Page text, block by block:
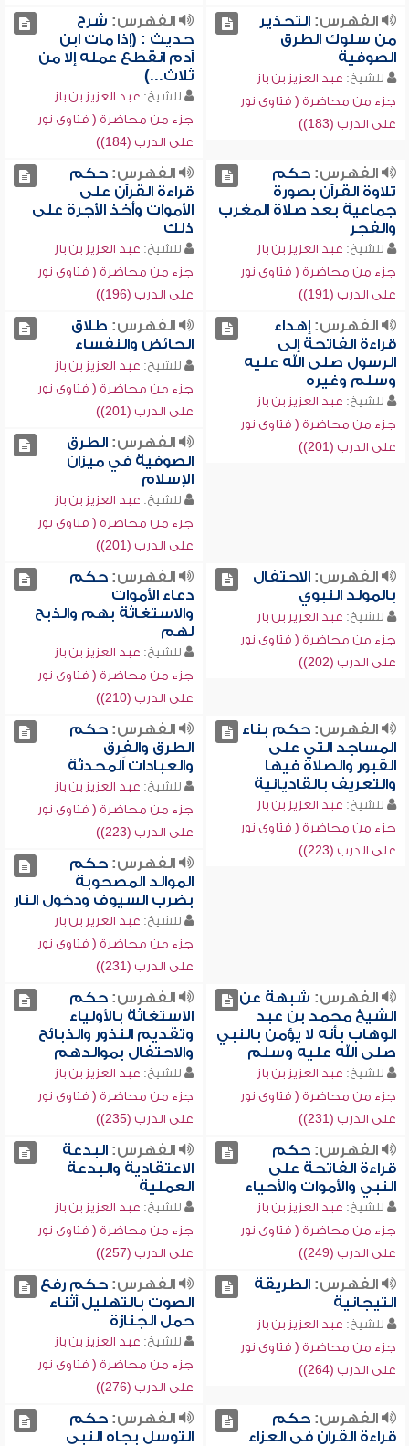
الفهرس:التحذير
من سلوك الطرق
الصوفية
للشيخ: عبد العزيز بن باز
جزء من محاضرة ( فتاوى نور
على الدرب (183))
الفهرس: شرح
حديث : (إذا مات ابن
آدم انقطع عمله إلا من
ثلاث...)
للشيخ: عبد العزيز بن باز
جزء من محاضرة ( فتاوى نور
على الدرب (184))
الفهرس:حكم
تلاوة القرآن بصورة
جماعية بعد صلاة المغرب
والفجر
للشيخ: عبد العزيز بن باز
جزء من محاضرة ( فتاوى نور
على الدرب (191))
الفهرس:حكم
قراءة القرآن على
الأموات وأخذ الأجرة على
ذلك
للشيخ: عبد العزيز بن باز
جزء من محاضرة ( فتاوى نور
على الدرب (196))
الفهرس:إهداء
قراءة الفاتحة إلى
الرسول صلى الله عليه
وسلم وغيره
للشيخ: عبد العزيز بن باز
جزء من محاضرة ( فتاوى نور
على الدرب (201))
الفهرس: طلاق
الحائض والنفساء
للشيخ: عبد العزيز بن باز
جزء من محاضرة ( فتاوى نور
على الدرب (201))
الفهرس:الطرق
الصوفية في ميزان
الإسلام
للشيخ: عبد العزيز بن باز
جزء من محاضرة ( فتاوى نور
على الدرب (201))
الفهرس:الاحتفال
بالمولد النبوي
للشيخ: عبد العزيز بن باز
جزء من محاضرة ( فتاوى نور
على الدرب (202))
الفهرس:حكم
دعاء الأموات
والاستغاثة بهم والذبح
لهم
للشيخ: عبد العزيز بن باز
جزء من محاضرة ( فتاوى نور
على الدرب (210))
الفهرس:حكم بناء
المساجد التي على
القبور والصلاة فيها
والتعريف بالقاديانية
للشيخ: عبد العزيز بن باز
جزء من محاضرة ( فتاوى نور
على الدرب (223))
الفهرس:حكم
الطرق والفِرق
والعبادات المحدثة
للشيخ: عبد العزيز بن باز
جزء من محاضرة ( فتاوى نور
على الدرب (223))
الفهرس:حكم
الموالد المصحوبة
بضرب السيوف ودخول النار
للشيخ: عبد العزيز بن باز
جزء من محاضرة ( فتاوى نور
على الدرب (231))
الفهرس: شبهة عن
الشيخ محمد بن عبد
الوهاب بأنه لا يؤمن بالنبي
صلى الله عليه وسلم
للشيخ: عبد العزيز بن باز
جزء من محاضرة ( فتاوى نور
على الدرب (231))
الفهرس:حكم
الاستغاثة بالأولياء
وتقديم النذور والذبائح
والاحتفال بموالدهم
للشيخ: عبد العزيز بن باز
جزء من محاضرة ( فتاوى نور
على الدرب (235))
الفهرس:حكم
قراءة الفاتحة على
النبي والأموات والأحياء
للشيخ: عبد العزيز بن باز
جزء من محاضرة ( فتاوى نور
على الدرب (249))
الفهرس:البدعة
الاعتقادية والبدعة
العملية
للشيخ: عبد العزيز بن باز
جزء من محاضرة ( فتاوى نور
على الدرب (257))
الفهرس:الطريقة
التيجانية
للشيخ: عبد العزيز بن باز
جزء من محاضرة ( فتاوى نور
على الدرب (264))
الفهرس:حكم رفع
الصوت بالتهليل أثناء
حمل الجنازة
للشيخ: عبد العزيز بن باز
جزء من محاضرة ( فتاوى نور
على الدرب (276))
الفهرس:حكم
قراءة القرآن في العزاء
الفهرس:حكم
التوسل بجاه النبي